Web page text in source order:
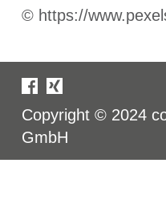
© https://
Copyright © 2024
GmbH